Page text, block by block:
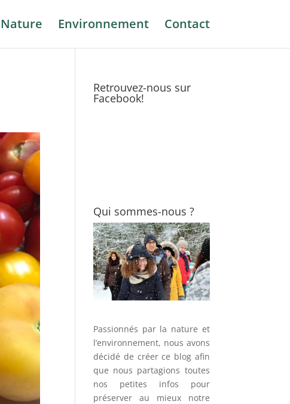
Nature Environnement Contact
Retrouvez-nous sur
Facebook!
Qui sommes-nous ?
Passionnés par la nature et
l’environnement, nous avons
décidé de créer ce blog afin
que nous partagions toutes
nos petites infos pour
préserver au mieux notre